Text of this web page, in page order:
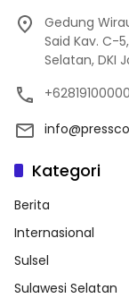
Gedung
Said Kav. C-
Selatan, DKI
Kategori
Berita
Internasional
Sulsel
Sulawesi Selatan